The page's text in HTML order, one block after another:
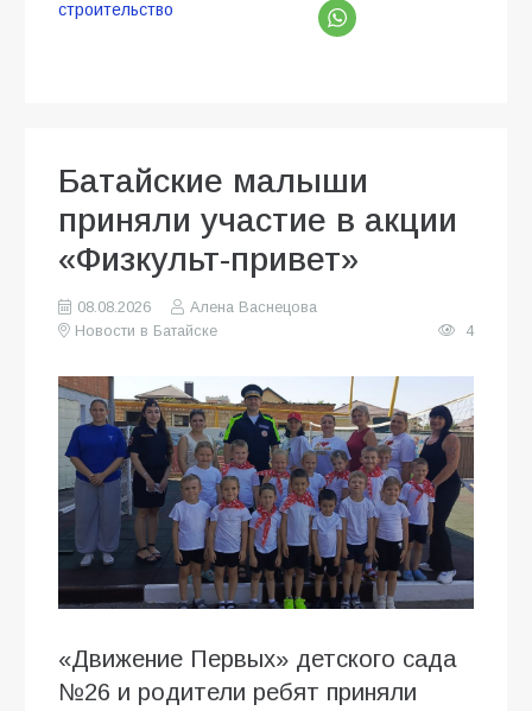
строительство
Батайские малыши
приняли участие в акции
«Физкульт-привет»
08.08.2026
Алена Васнецова
Новости в Батайске
4
«Движение Первых» детского сада
№26 и родители ребят приняли